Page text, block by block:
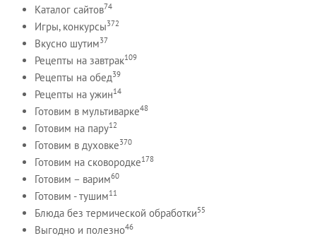
Каталог сайтов74
Игры, конкурсы372
Вкусно шутим37
Рецепты на завтрак109
Рецепты на обед39
Рецепты на ужин14
Готовим в мультиварке48
Готовим на пару12
Готовим в духовке370
Готовим на сковородке178
Готовим – варим60
Готовим - тушим11
Блюда без термической обработки55
Выгодно и полезно46